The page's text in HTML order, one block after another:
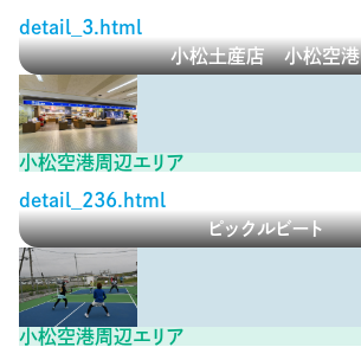
detail_3.html
小松土産店 小松空港
小松空港周辺エリア
detail_236.html
ピックルビート
小松空港周辺エリア